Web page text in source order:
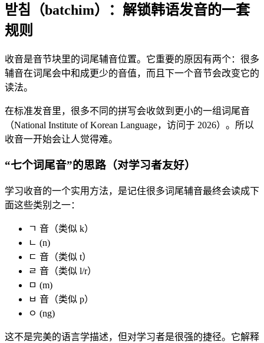
받침（batchim）：解锁韩语发音的一套
规则
收音是音节块里的词尾辅音位置。它重要的原因有两个：很多
辅音在词尾会中和成更少的音值，而且下一个音节会改变它的
读法。
在标准发音里，很多不同的拼写会收敛到更小的一组词尾音
（National Institute of Korean Language，访问于 2026）。所以
收音一开始会让人觉得难。
“七个词尾音”的思路（对学习者友好）
学习收音的一个实用方法，是记住很多词尾辅音最终会读成下
面这些类别之一：
ㄱ 音（类似 k）
ㄴ (n)
ㄷ 音（类似 t）
ㄹ 音（类似 l/r）
ㅁ (m)
ㅂ 音（类似 p）
ㅇ (ng)
这不是完美的语言学描述，但对学习者是很强的捷径。它解释